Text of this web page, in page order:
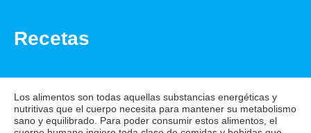
Recetas
Los alimentos son todas aquellas substancias energéticas y
nutritivas que el cuerpo necesita para mantener su metabolismo
sano y equilibrado. Para poder consumir estos alimentos, el